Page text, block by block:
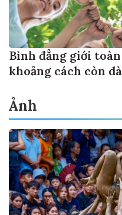
Bình đẳng giới
khoảng cách còn
Ảnh